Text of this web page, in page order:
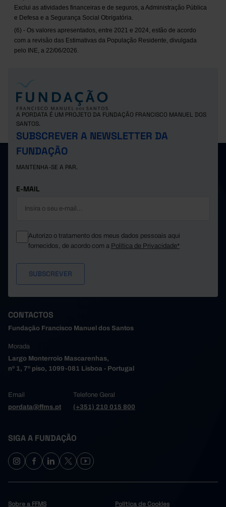
Exclui as atividades financeiras e de seguros, a Administração Pública
e Defesa e a Segurança Social Obrigatória.
(6) - Os valores apresentados, entre 2021 e 2024, estão de acordo
com a revisão das Estimativas da População Residente, divulgada
pelo INE, a 22/06/2026.
A PORDATA É UM PROJETO DA FUNDAÇÃO FRANCISCO MANUEL DOS
SANTOS.
SUBSCREVER A NEWSLETTER DA
FUNDAÇÃO
MANTENHA-SE A PAR.
E-MAIL
Autorizo o tratamento dos meus dados pessoais aqui
fornecidos, de acordo com a Política de Privacidade*
CONTACTOS
Fundação Francisco Manuel dos Santos
Morada
Largo Monterroio Mascarenhas,
nº 1, 7º piso, 1099-081 Lisboa - Portugal
Email
pordata@ffms.pt
Telefone Geral
(+351) 210 015 800
SIGA A FUNDAÇÃO
Sobre a FFMS Política de Cookies